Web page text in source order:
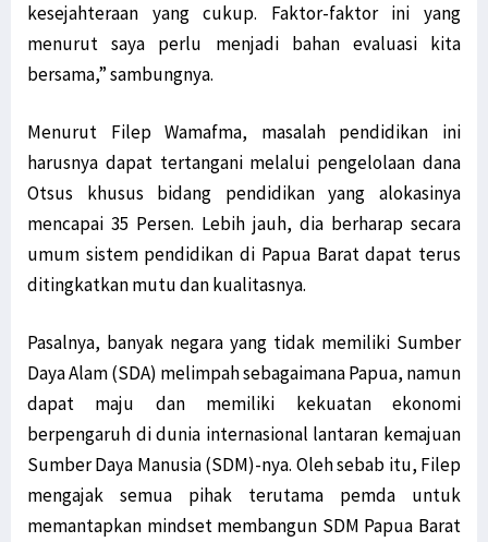
kesejahteraan yang cukup. Faktor-faktor ini yang
menurut saya perlu menjadi bahan evaluasi kita
bersama,” sambungnya.
Menurut Filep Wamafma, masalah pendidikan ini
harusnya dapat tertangani melalui pengelolaan dana
Otsus khusus bidang pendidikan yang alokasinya
mencapai 35 Persen. Lebih jauh, dia berharap secara
umum sistem pendidikan di Papua Barat dapat terus
ditingkatkan mutu dan kualitasnya.
Pasalnya, banyak negara yang tidak memiliki Sumber
Daya Alam (SDA) melimpah sebagaimana Papua, namun
dapat maju dan memiliki kekuatan ekonomi
berpengaruh di dunia internasional lantaran kemajuan
Sumber Daya Manusia (SDM)-nya. Oleh sebab itu, Filep
mengajak semua pihak terutama pemda untuk
memantapkan mindset membangun SDM Papua Barat